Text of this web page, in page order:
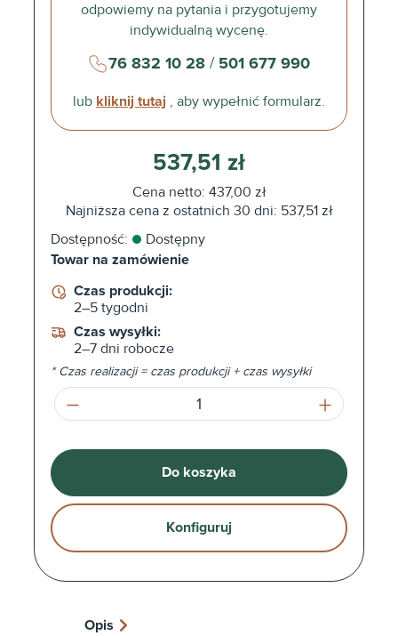
odpowiemy na pytania i przygotujemy
indywidualną wycenę.
76 832 10 28/ 501 677 990
lub kliknij tutaj , aby wypełnić formularz.
537,51 zł
Cena netto: 437,00 zł
Najniższa cena z ostatnich 30 dni: 537,51 zł
Dostępność:
Dostępny
Towar na zamówienie
Czas produkcji:
2–5 tygodni
Czas wysyłki:
2–7 dni robocze
* Czas realizacji = czas produkcji + czas wysyłki
Ilość produktu: Wprowadź żądaną
Do koszyka
Konfiguruj
Opis